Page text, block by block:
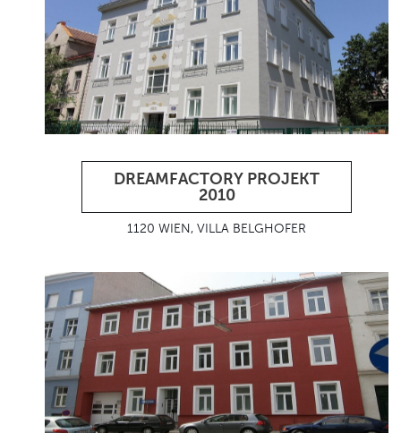
DREAMFACTORY PROJEKT
2010
1120 WIEN, VILLA BELGHOFER